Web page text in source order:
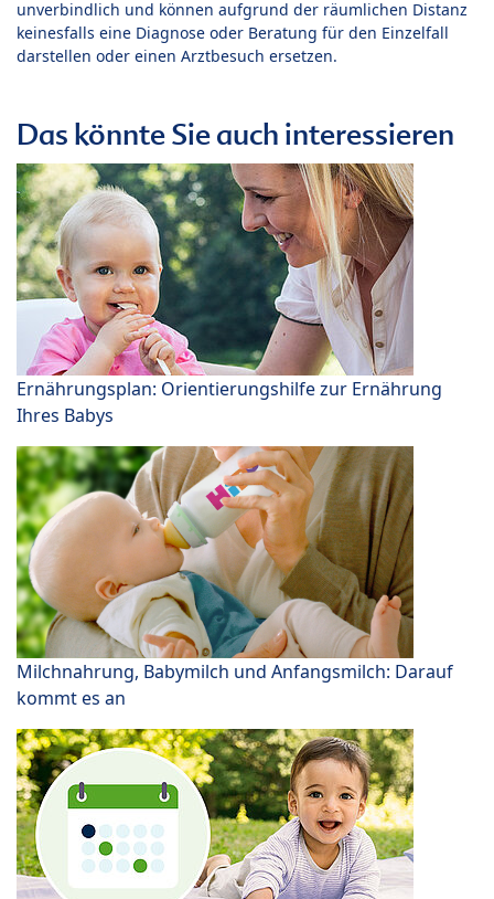
unverbindlich und können aufgrund der räumlichen Distanz
keinesfalls eine Diagnose oder Beratung für den Einzelfall
darstellen oder einen Arztbesuch ersetzen.
Das könnte Sie auch interessieren
Ernährungsplan: Orientierungshilfe zur Ernährung
Ihres Babys
Milchnahrung, Babymilch und Anfangsmilch: Darauf
kommt es an